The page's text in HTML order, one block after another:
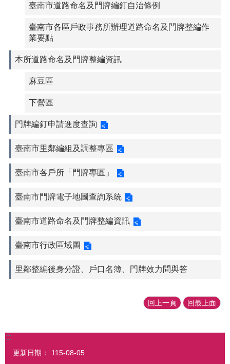
臺南市道路命名及門牌編釘自治條例
臺南市各區戶政事務所辦理道路命名及門牌整編作
業要點
本所道路命名及門牌整編資訊
麻豆區
下營區
門牌編釘申請進度查詢
臺南市里鄰編組及調整專區
臺南市各戶所「門牌專區」
臺南市門牌電子地圖查詢系統
臺南市道路命名及門牌整編資訊
臺南市行政區域圖
里鄰整編後身分證、戶口名簿、門牌效力問與答
回上一頁 回最上面
:::
更新日期： 115-08-05